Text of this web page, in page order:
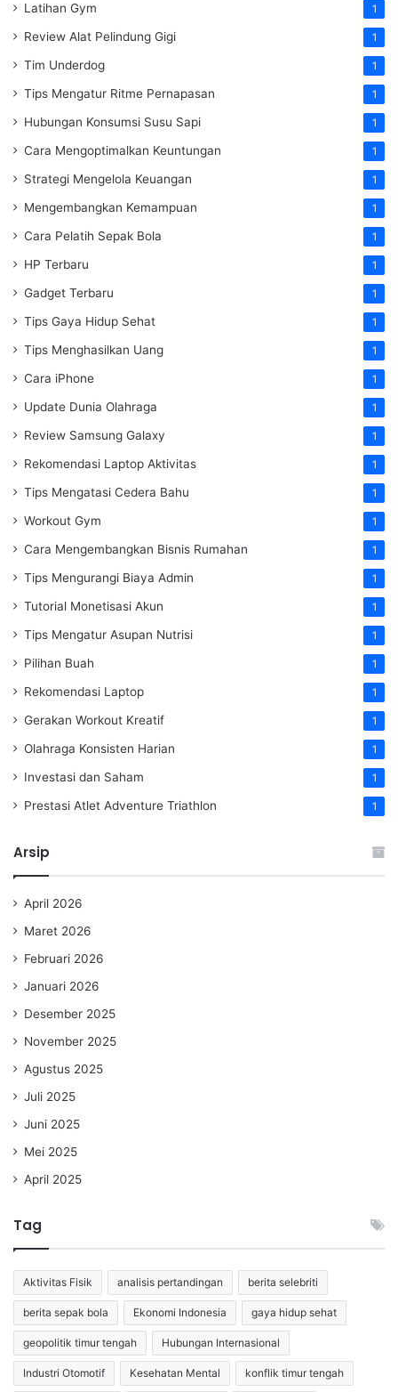
Latihan Gym 1
Review Alat Pelindung Gigi 1
Tim Underdog 1
Tips Mengatur Ritme Pernapasan 1
Hubungan Konsumsi Susu Sapi 1
Cara Mengoptimalkan Keuntungan 1
Strategi Mengelola Keuangan 1
Mengembangkan Kemampuan 1
Cara Pelatih Sepak Bola 1
HP Terbaru 1
Gadget Terbaru 1
Tips Gaya Hidup Sehat 1
Tips Menghasilkan Uang 1
Cara iPhone 1
Update Dunia Olahraga 1
Review Samsung Galaxy 1
Rekomendasi Laptop Aktivitas 1
Tips Mengatasi Cedera Bahu 1
Workout Gym 1
Cara Mengembangkan Bisnis Rumahan 1
Tips Mengurangi Biaya Admin 1
Tutorial Monetisasi Akun 1
Tips Mengatur Asupan Nutrisi 1
Pilihan Buah 1
Rekomendasi Laptop 1
Gerakan Workout Kreatif 1
Olahraga Konsisten Harian 1
Investasi dan Saham 1
Prestasi Atlet Adventure Triathlon 1
Arsip
April 2026
Maret 2026
Februari 2026
Januari 2026
Desember 2025
November 2025
Agustus 2025
Juli 2025
Juni 2025
Mei 2025
April 2025
Tag
Aktivitas Fisik analisis pertandingan berita selebriti
berita sepak bola Ekonomi Indonesia gaya hidup sehat
geopolitik timur tengah Hubungan Internasional
Industri Otomotif Kesehatan Mental konflik timur tengah